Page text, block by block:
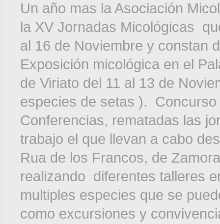
Un año mas la Asociación
la XV Jornadas Micológicas
al 16 de Noviembre y constan
Exposición micológica en el
de Viriato del 11 al 13 de
especies de setas ).
Conferencias, rematadas las
trabajo el que llevan a cabo
Rua de los Francos, de
realizando diferentes talleres
multiples especies que se
como excursiones y